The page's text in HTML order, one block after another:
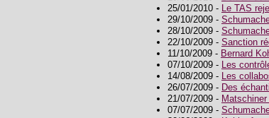
25/01/2010 - Le TAS
29/10/2009 -
28/10/2009 -
22/10/2009 - Sanction
11/10/2009 - Bernard
07/10/2009 - Les
14/08/2009 - Les
26/07/2009 - Des
21/07/2009 -
07/07/2009 -